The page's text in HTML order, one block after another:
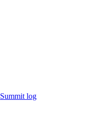
Summit log